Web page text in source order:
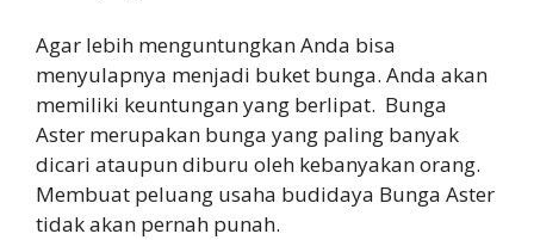
Agar lebih menguntungkan Anda bisa
menyulapnya menjadi buket bunga. Anda akan
memiliki keuntungan yang berlipat. Bunga
Aster merupakan bunga yang paling banyak
dicari ataupun diburu oleh kebanyakan orang.
Membuat peluang usaha budidaya Bunga Aster
tidak akan pernah punah.